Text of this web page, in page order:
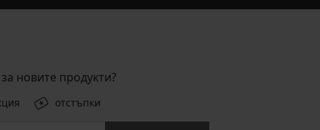
новите продукти?
отстъпки